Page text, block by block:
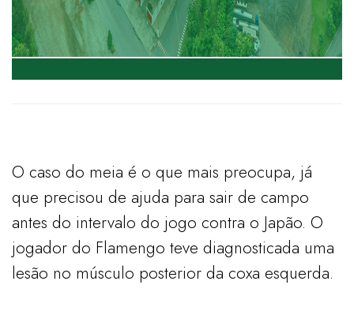
O caso do meia é o que mais preocupa, já
que precisou de ajuda para sair de campo
antes do intervalo do jogo contra o Japão. O
jogador do Flamengo teve diagnosticada uma
lesão no músculo posterior da coxa esquerda.